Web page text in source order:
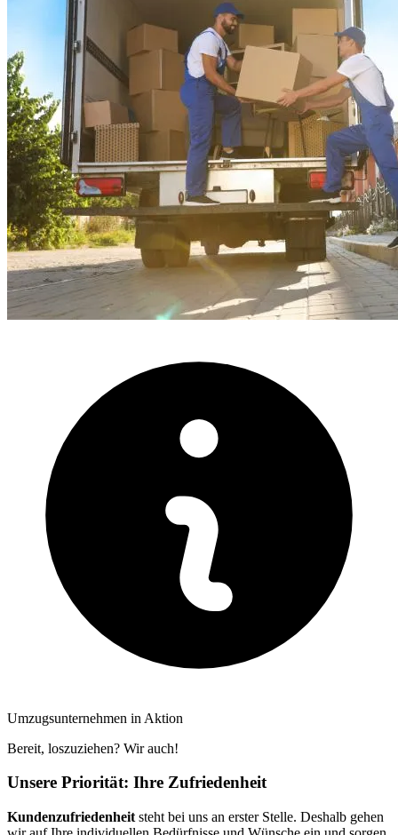
Umzugsunternehmen in Aktion
Bereit, loszuziehen? Wir auch!
Unsere Priorität: Ihre Zufriedenheit
Kundenzufriedenheit steht bei uns an erster Stelle. Deshalb gehen